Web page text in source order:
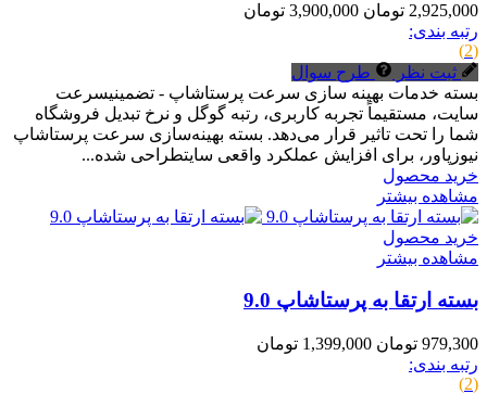
2,925,000 تومان
3,900,000 تومان
رتبه بندی:
(2)
ثبت نظر
طرح سوال
بسته خدمات بهینه سازی سرعت پرستاشاپ - تضمینیسرعت
سایت، مستقیماً تجربه کاربری، رتبه گوگل و نرخ تبدیل فروشگاه
شما را تحت تاثیر قرار می‌دهد. بسته بهینه‌سازی سرعت پرستاشاپ
نیوزپاور، برای افزایش عملکرد واقعی سایتطراحی شده...
خرید محصول
مشاهده بیشتر
خرید محصول
مشاهده بیشتر
بسته ارتقا به پرستاشاپ 9.0
979,300 تومان
1,399,000 تومان
رتبه بندی:
(2)